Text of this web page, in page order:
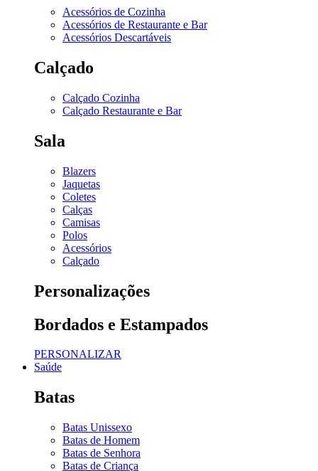
Acessórios de Cozinha
Acessórios de Restaurante e Bar
Acessórios Descartáveis
Calçado
Calçado Cozinha
Calçado Restaurante e Bar
Sala
Blazers
Jaquetas
Coletes
Calças
Camisas
Polos
Acessórios
Calçado
Personalizações
Bordados e Estampados
PERSONALIZAR
Saúde
Batas
Batas Unissexo
Batas de Homem
Batas de Senhora
Batas de Criança